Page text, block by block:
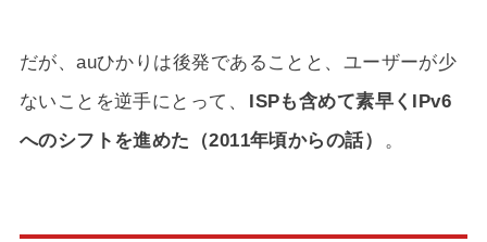
だが、auひかりは後発であることと、ユーザーが少
ないことを逆手にとって、
ISPも含めて素早くIPv6
へのシフトを進めた（2011年頃からの話）
。